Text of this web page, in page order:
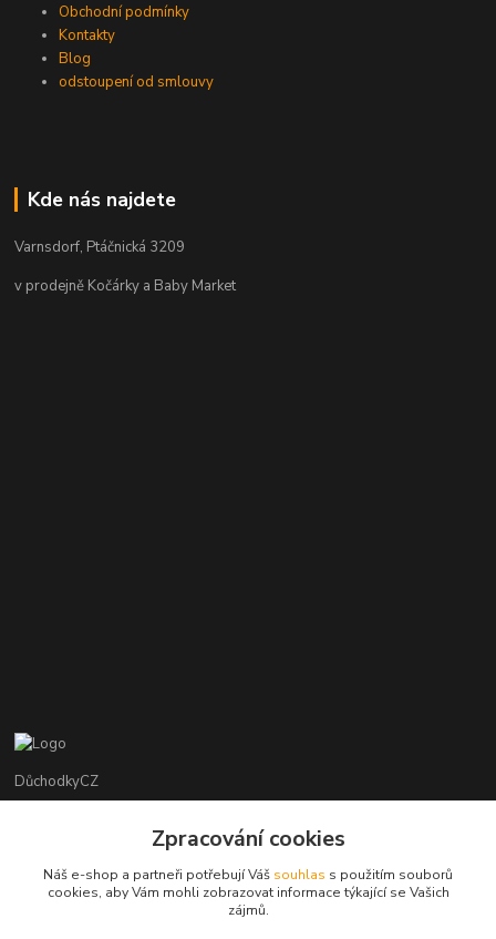
Obchodní podmínky
Kontakty
Blog
odstoupení od smlouvy
Kde nás najdete
Varnsdorf, Ptáčnická 3209
v prodejně Kočárky a Baby Market
DůchodkyCZ
+420 412384749
objednavky@duchodky.cz
Zpracování cookies
Náš e-shop a partneři potřebují Váš souhlas s použitím souborů
cookies, aby Vám mohli zobrazovat informace týkající se Vašich
zájmů.